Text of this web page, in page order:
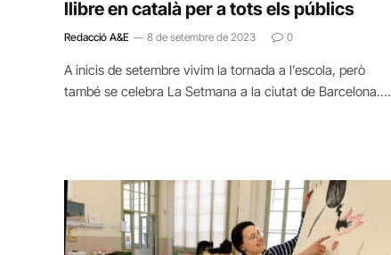
llibre en català per a tots els públics
Redacció A&E 8 de setembre de 2023 0
A inicis de setembre vivim la tornada a l’escola, però
també se celebra La Setmana a la ciutat de Barcelona.…